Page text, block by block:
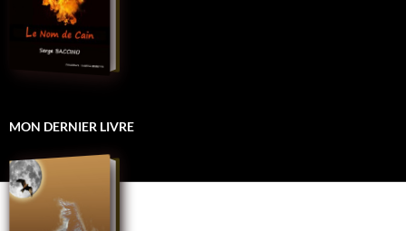
MON DERNIER LIVRE